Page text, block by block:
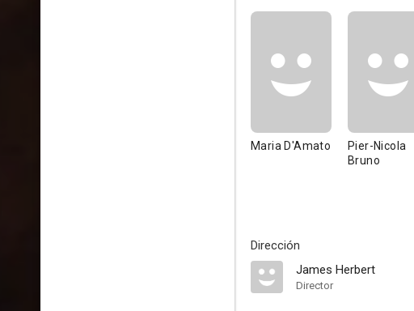
Maria D'Amato
Pier-Nicola
Bruno
Dirección
James Herbert
Director